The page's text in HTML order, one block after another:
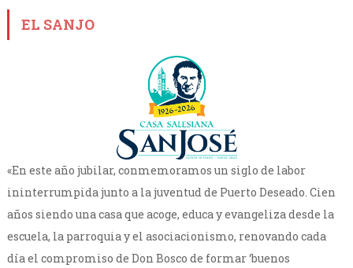
EL SANJO
«En este año jubilar, conmemoramos un siglo de labor
ininterrumpida junto a la juventud de Puerto Deseado. Cien
años siendo una casa que acoge, educa y evangeliza desde la
escuela, la parroquia y el asociacionismo, renovando cada
día el compromiso de Don Bosco de formar ‘buenos